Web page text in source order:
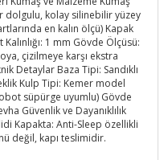
dolgulu, kolay silinebilir yüzey
en kalın ölçü) Kapak
Kalınlığı: 1 mm Gövde Ölçüsü:
çizilmeye karşı ekstra
Detaylar Baza Tipi: Sandıklı
Kulp Tipi: Kemer model
süpürge uyumlu) Gövde
Güvenlik ve Dayanıklılık
Kapakta: Anti-Sleep özellikli
değil, kapı teslimidir.